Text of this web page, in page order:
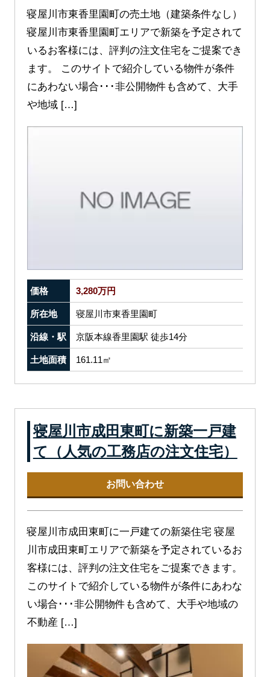
寝屋川市東香里園町の売土地（建築条件なし）
寝屋川市東香里園町エリアで新築を予定されて
いるお客様には、評判の注文住宅をご提案でき
ます。 このサイトで紹介している物件が条件
にあわない場合･･･非公開物件も含めて、大手
や地域 […]
価格 3,280万円
所在地 寝屋川市東香里園町
沿線・駅 京阪本線香里園駅 徒歩14分
土地面積 161.11㎡
寝屋川市成田東町に新築一戸建
て（人気の工務店の注文住宅）
お問い合わせ
寝屋川市成田東町に一戸建ての新築住宅 寝屋
川市成田東町エリアで新築を予定されているお
客様には、評判の注文住宅をご提案できます。
このサイトで紹介している物件が条件にあわな
い場合･･･非公開物件も含めて、大手や地域の
不動産 […]